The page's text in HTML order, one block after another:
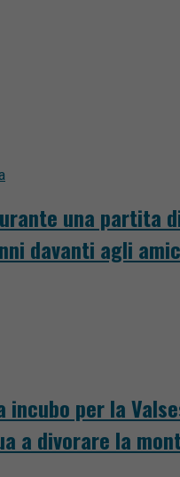
una partita
davanti agli
incubo per la
a divorare la